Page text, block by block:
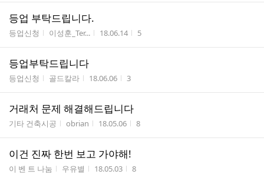
등업 부탁드립니다.
게시판명
등업신청 작성자
이성훈_Ter... 작성시간
18.06.14 조회수
5
등업부탁드립니다
게시판명
등업신청 작성자
골드칼라 작성시간
18.06.06 조회수
3
거래처 문제 해결해드립니다
게시판명
기타 건축시공 작성자
obrian 작성시간
18.05.06 조회수
8
이건 진짜 한번 보고 가야해!
게시판명
이 벤 트 나눔 작성자
우유별 작성시간
18.05.03 조회수
8